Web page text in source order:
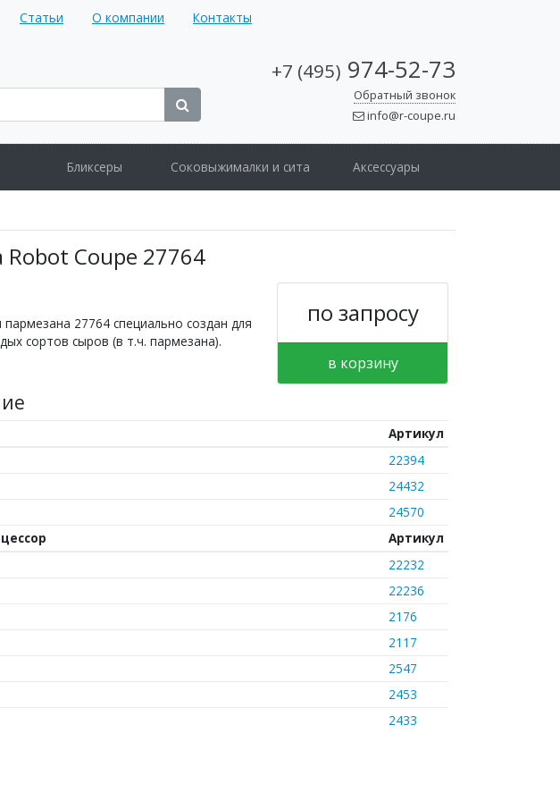
Статьи О компании Контакты
+7 (495) 974-52-73
Обратный звонок
info@r-coupe.ru
Бликсеры Соковыжималки и сита Аксессуары
Robot Coupe 27764
по запросу
в корзину
пармезана 27764 специально создан для
сортов сыров (в т.ч. пармезана).
Артикул
22394
24432
24570
Артикул
22232
22236
2176
2117
2547
2453
2433